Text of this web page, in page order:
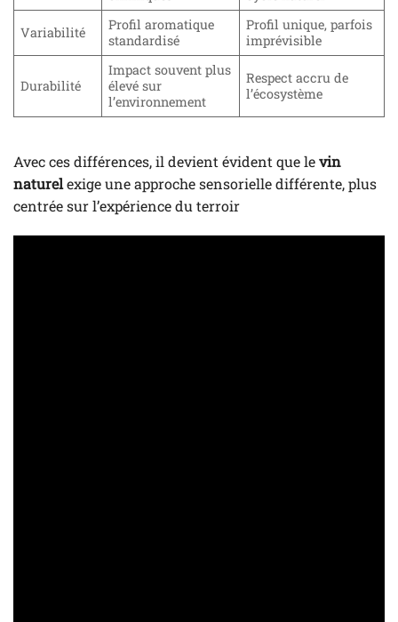
Variabilité
Profil aromatique
standardisé
Profil unique, parfois
imprévisible
Durabilité
Impact souvent plus
élevé sur
l’environnement
Respect accru de
l’écosystème
Avec ces différences, il devient évident que levin
naturelexige une approche sensorielle différente, plus
centrée sur l’expérience du terroir